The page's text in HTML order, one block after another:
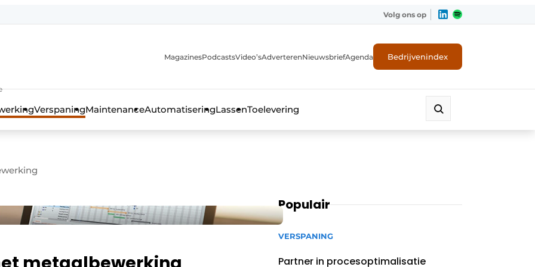
Volg ons op
MagazinesPodcastsVideo’sAdverterenNieuwsbriefAgenda Bedrijvenindex
VerspaningMaintenanceAutomatiseringLassenToelevering
Populair
VERSPANING
Partner in procesoptimalisatie